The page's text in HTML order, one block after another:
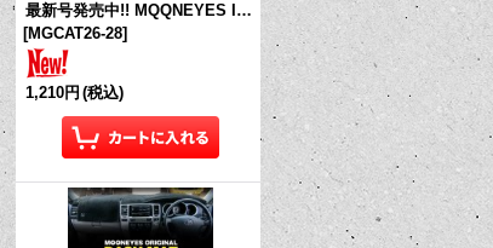
最新号発売中!! MQQNEYES International Magazine No.28 2026
[MGCAT26-28]
1,210円 (税込)